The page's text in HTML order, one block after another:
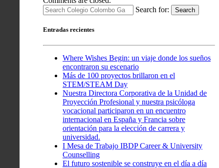
Search for:
Search
Entradas recientes
Where Wishes Begin: un viaje donde los sueños
encontraron su escenario
Más de 100 proyectos brillaron en el
STEM/STEAM Day
Nuestra Directora Corporativa de la Unidad de
Proyección Profesional y nuestra psicóloga
vocacional participaron en un encuentro
internacional en España y Francia sobre
orientación para la elección de carrera y
universidad.
I Mesa de Trabajo IBDP Career & University
Counselling
El futuro sostenible se construye en el día a día